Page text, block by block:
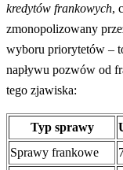
kredytów frankowych,
zmonopolizowany
wyboru priorytetów –
napływu pozwów od
tego zjawiska:
Typ sprawy
Sprawy frankowe